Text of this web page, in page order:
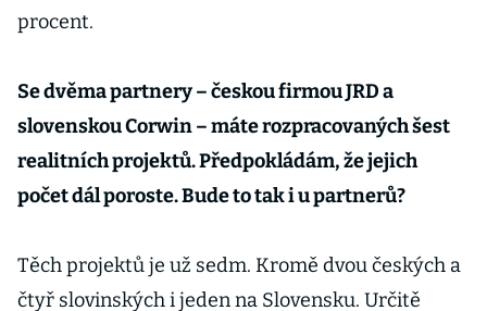
procent.
Se dvěma partnery – českou firmou JRD a
slovenskou Corwin – máte rozpracovaných šest
realitních projektů. Předpokládám, že jejich
počet dál poroste. Bude to tak i u partnerů?
Těch projektů je už sedm. Kromě dvou českých a
čtyř slovinských i jeden na Slovensku. Určitě